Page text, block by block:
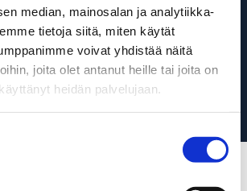
median, mainosalan ja analytiikka-
tietoja siitä, miten käytät
voivat yhdistää näitä
joita olet antanut heille tai joita on
heidän palvelujaan.
lisää?
käydään tarkemmin läpi, kuinka